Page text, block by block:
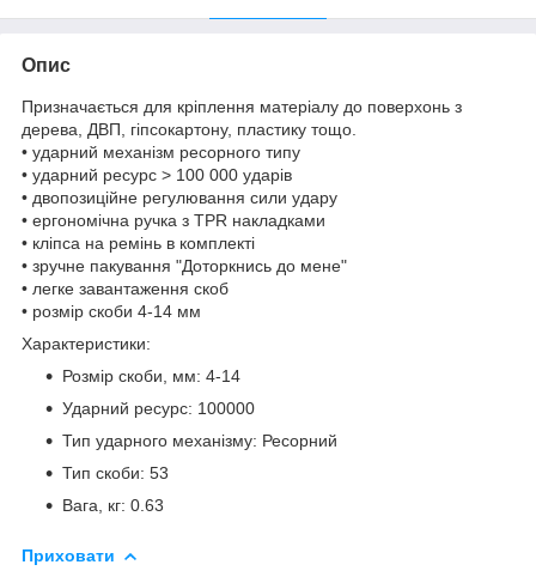
Опис
Призначається для кріплення матеріалу до поверхонь з
дерева, ДВП, гіпсокартону, пластику тощо.
• ударний механізм ресорного типу
• ударний ресурс > 100 000 ударів
• двопозиційне регулювання сили удару
• ергономічна ручка з TPR накладками
• кліпса на ремінь в комплекті
• зручне пакування "Доторкнись до мене"
• легке завантаження скоб
• розмір скоби 4-14 мм
Характеристики:
Розмір скоби, мм: 4-14
Ударний ресурс: 100000
Тип ударного механізму: Ресорний
Тип скоби: 53
Вага, кг: 0.63
Приховати